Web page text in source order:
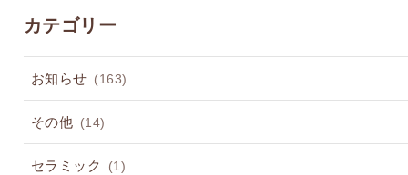
カテゴリー
お知らせ (163)
その他 (14)
セラミック (1)